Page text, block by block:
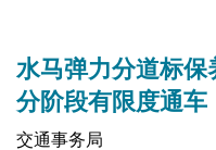
水马弹力分道标保
分阶段有限度通车
交通事务局